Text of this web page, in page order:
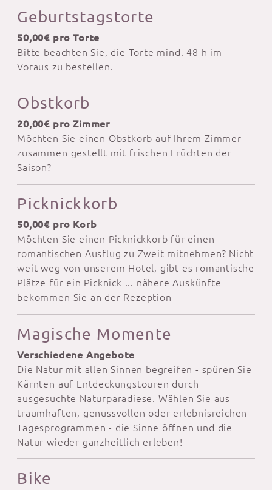
Geburtstagstorte
50,00€ pro Torte
Bitte beachten Sie, die Torte mind. 48 h im
Voraus zu bestellen.
Obstkorb
20,00€ pro Zimmer
Möchten Sie einen Obstkorb auf Ihrem Zimmer
zusammen gestellt mit frischen Früchten der
Saison?
Picknickkorb
50,00€ pro Korb
Möchten Sie einen Picknickkorb für einen
romantischen Ausflug zu Zweit mitnehmen? Nicht
weit weg von unserem Hotel, gibt es romantische
Plätze für ein Picknick ... nähere Auskünfte
bekommen Sie an der Rezeption
Magische Momente
Verschiedene Angebote
Die Natur mit allen Sinnen begreifen - spüren Sie
Kärnten auf Entdeckungstouren durch
ausgesuchte Naturparadiese. Wählen Sie aus
traumhaften, genussvollen oder erlebnisreichen
Tagesprogrammen - die Sinne öffnen und die
Natur wieder ganzheitlich erleben!
Bike